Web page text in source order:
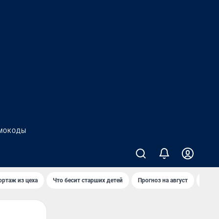
из цеха Что бесит старших детей Прогноз на август